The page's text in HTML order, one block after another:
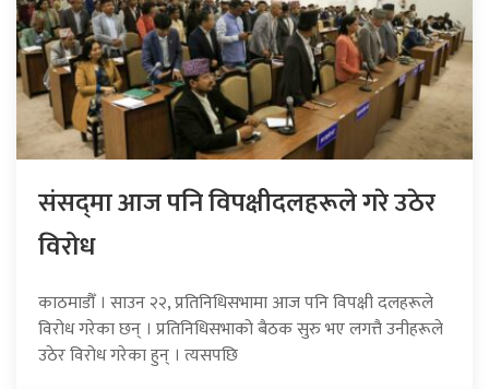
संसद्‍मा आज पनि विपक्षीदलहरूले गरे उठेर
विरोध
काठमाडौँ । साउन २२, प्रतिनिधिसभामा आज पनि विपक्षी दलहरूले
विरोध गरेका छन् । प्रतिनिधिसभाको बैठक सुरु भए लगत्तै उनीहरूले
उठेर विरोध गरेका हुन् । त्यसपछि